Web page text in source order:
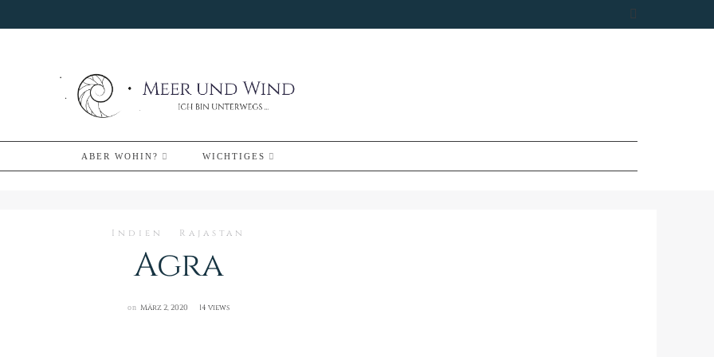
ABER WOHIN? WICHTIGES
Indien Rajastan
Agra
on März 2, 2020 14 views